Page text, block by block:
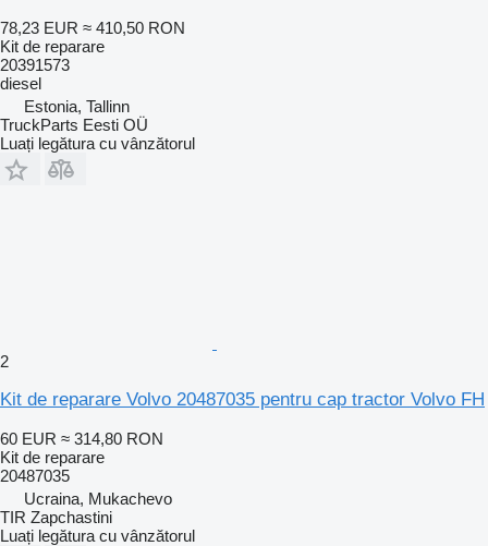
78,23 EUR ≈ 410,50 RON
Kit de reparare
20391573
diesel
Estonia, Tallinn
TruckParts Eesti OÜ
Luați legătura cu vânzătorul
2
Kit de reparare Volvo 20487035 pentru cap tractor Volvo FH
60 EUR ≈ 314,80 RON
Kit de reparare
20487035
Ucraina, Mukachevo
TIR Zapchastini
Luați legătura cu vânzătorul